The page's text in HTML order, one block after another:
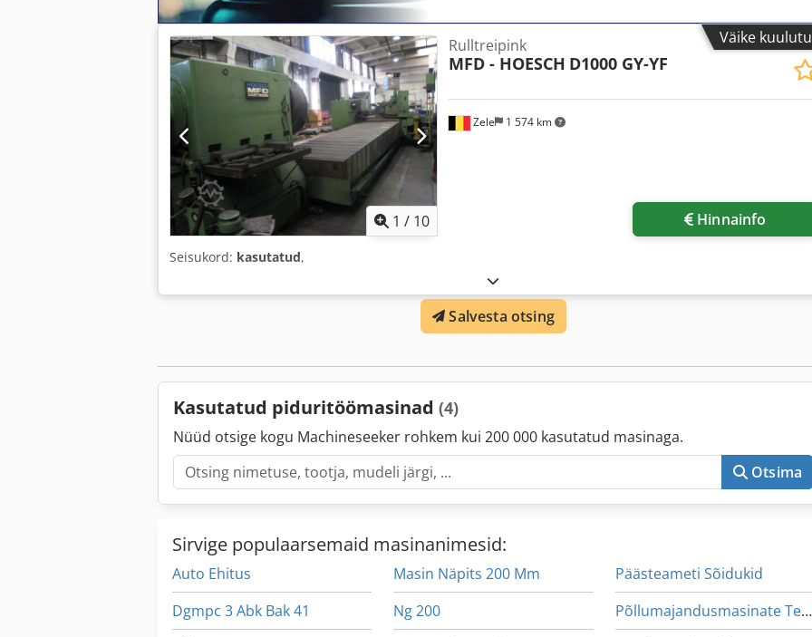
Väike
1 / 10
Zele 1 574 km
Rulltreipink
MFD - HOESCH D1000 GY-YF
Hinnainfo
Seisukord: kasutatud,
Salvesta otsing
Kasutatud piduritöömasinad (4)
Nüüd otsige kogu Machineseeker rohkem kui 200 000 kasutatud masinaga.
Otsima
Sirvige populaarsemaid masinanimesid:
Auto Ehitus
Dgmpc 3 Abk Bak 41
Masin Näpits 200 Mm
Ng 200
Päästeameti Sõidukid
Põllumajandusmasinate Tera